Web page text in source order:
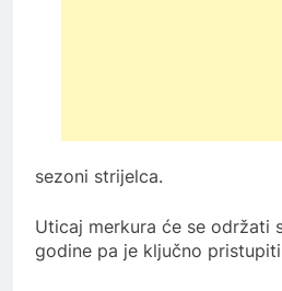
sezoni strijelca.
Uticaj merkura će se održati
godine pa je ključno pristupiti